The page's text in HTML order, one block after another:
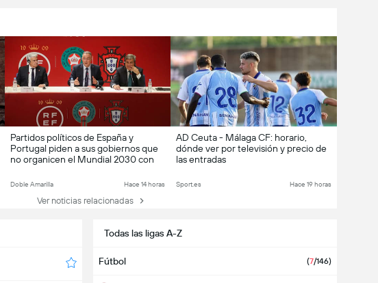
Partidos políticos de España y
Portugal piden a sus gobiernos que
no organicen el Mundial 2030 con
Ceuta
Doble Amarilla Hace 14 horas
AD Ceuta - Málaga CF: horario,
dónde ver por televisión y precio de
las entradas
Sport.es Hace 19 horas
Ver noticias relacionadas
Todas las ligas A-Z
Fútbol (7/146)